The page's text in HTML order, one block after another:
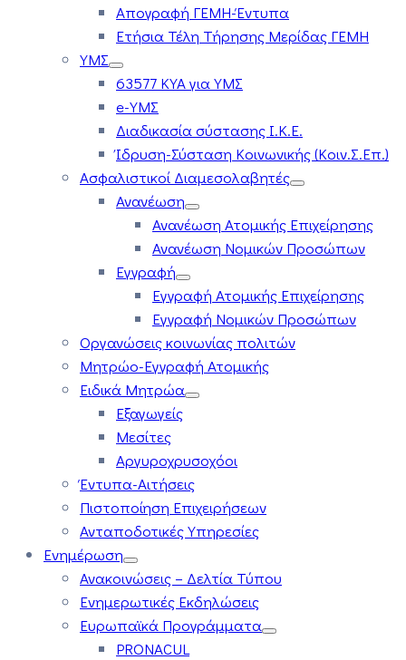
Απογραφή ΓΕΜΗ-Έντυπα
Ετήσια Τέλη Τήρησης Μερίδας ΓΕΜΗ
ΥΜΣ
63577 ΚΥΑ για ΥΜΣ
e-ΥΜΣ
Διαδικασία σύστασης Ι.Κ.Ε.
Ίδρυση-Σύσταση Κοινωνικής (Κοιν.Σ.Επ.)
Ασφαλιστικοί Διαμεσολαβητές
Ανανέωση
Ανανέωση Ατομικής Επιχείρησης
Ανανέωση Νομικών Προσώπων
Εγγραφή
Εγγραφή Ατομικής Επιχείρησης
Εγγραφή Νομικών Προσώπων
Οργανώσεις κοινωνίας πολιτών
Μητρώο-Εγγραφή Ατομικής
Ειδικά Μητρώα
Εξαγωγείς
Μεσίτες
Αργυροχρυσοχόοι
Έντυπα-Αιτήσεις
Πιστοποίηση Επιχειρήσεων
Ανταποδοτικές Υπηρεσίες
Ενημέρωση
Ανακοινώσεις – Δελτία Τύπου
Ενημερωτικές Εκδηλώσεις
Ευρωπαϊκά Προγράμματα
PRONACUL